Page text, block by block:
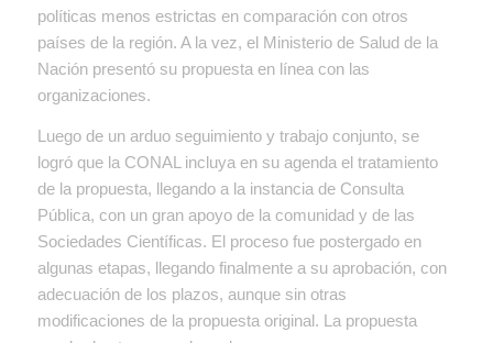
políticas menos estrictas en comparación con otros
países de la región. A la vez, el Ministerio de Salud de la
Nación presentó su propuesta en línea con las
organizaciones.
Luego de un arduo seguimiento y trabajo conjunto, se
logró que la CONAL incluya en su agenda el tratamiento
de la propuesta, llegando a la instancia de Consulta
Pública, con un gran apoyo de la comunidad y de las
Sociedades Científicas. El proceso fue postergado en
algunas etapas, llegando finalmente a su aprobación, con
adecuación de los plazos, aunque sin otras
modificaciones de la propuesta original. La propuesta